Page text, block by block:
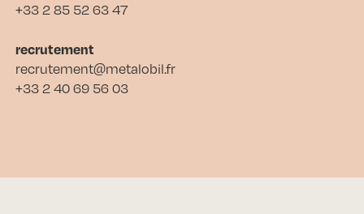
+33 2 85 52 63 47
recrutement
recrutement@metalobil.fr
+33 2 40 69 56 03